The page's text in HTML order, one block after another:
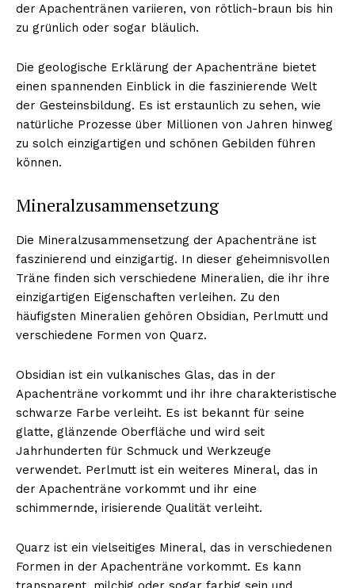
der Apachentränen variieren, von rötlich-braun bis hin
zu grünlich oder sogar bläulich.
Die geologische Erklärung der Apachenträne bietet
einen spannenden Einblick in die faszinierende Welt
der Gesteinsbildung. Es ist erstaunlich zu sehen, wie
natürliche Prozesse über Millionen von Jahren hinweg
zu solch einzigartigen und schönen Gebilden führen
können.
Mineralzusammensetzung
Die Mineralzusammensetzung der Apachenträne ist
faszinierend und einzigartig. In dieser geheimnisvollen
Träne finden sich verschiedene Mineralien, die ihr ihre
einzigartigen Eigenschaften verleihen. Zu den
häufigsten Mineralien gehören Obsidian, Perlmutt und
verschiedene Formen von Quarz.
Obsidian ist ein vulkanisches Glas, das in der
Apachenträne vorkommt und ihr ihre charakteristische
schwarze Farbe verleiht. Es ist bekannt für seine
glatte, glänzende Oberfläche und wird seit
Jahrhunderten für Schmuck und Werkzeuge
verwendet. Perlmutt ist ein weiteres Mineral, das in
der Apachenträne vorkommt und ihr eine
schimmernde, irisierende Qualität verleiht.
Quarz ist ein vielseitiges Mineral, das in verschiedenen
Formen in der Apachenträne vorkommt. Es kann